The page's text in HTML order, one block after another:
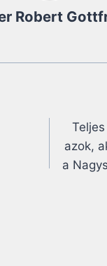
Robert
azok,
a